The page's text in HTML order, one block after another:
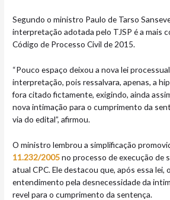
Segundo o ministro Paulo de Tarso
interpretação adotada pelo TJSP é a mais
Código de Processo Civil de 2015.
“Pouco espaço deixou a nova lei
interpretação, pois ressalvara, apenas, a
fora citado fictamente, exigindo, ainda
nova intimação para o cumprimento da
via do edital”, afirmou.
O ministro lembrou a simplificação
11.232/2005no processo de execução de
atual CPC. Ele destacou que, após essa lei,
entendimento pela desnecessidade da
revel para o cumprimento da sentença.